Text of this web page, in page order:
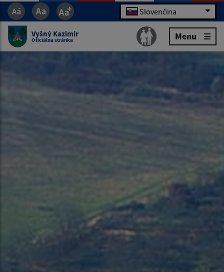
Slovenčina
Vyšný Kazimír
Oficiálna stránka Menu